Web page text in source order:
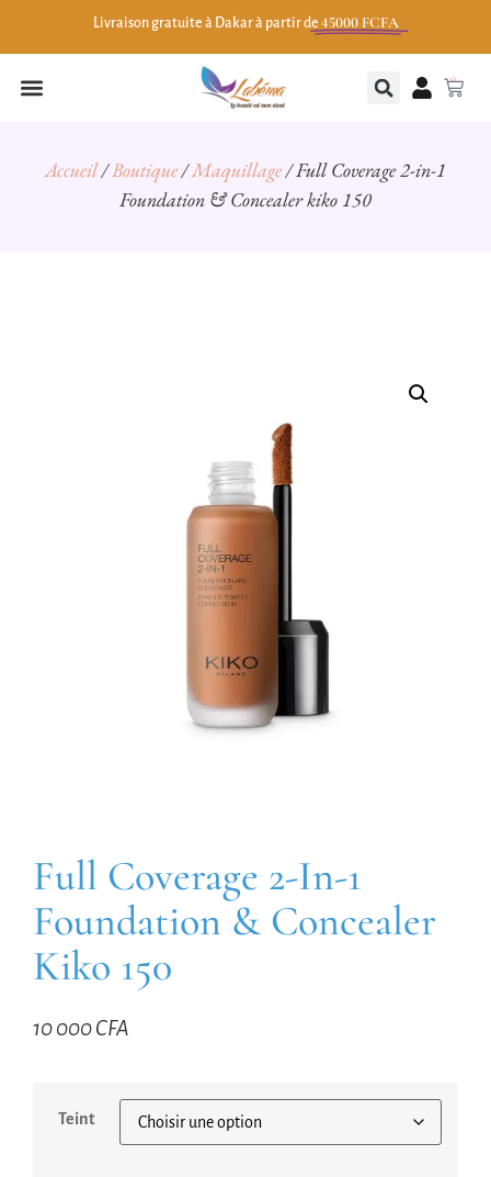
Livraison gratuite à Dakar à partir de 45000 FCFA
0
Accueil/Boutique/Maquillage/ Full Coverage 2-in-1
Foundation & Concealer kiko 150
Full Coverage 2-In-1
Foundation & Concealer
Kiko 150
10 000CFA
Teint